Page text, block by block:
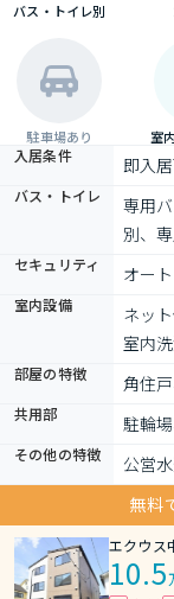
バス・トイレ別
駐車場あり 室
入居条件 即入
バス・トイレ
専用
別、
セキュリティ オー
室内設備
ネッ
室内
部屋の特徴 角住
共用部 駐輪
その他の特徴
公営
無料
エクウス
10.5